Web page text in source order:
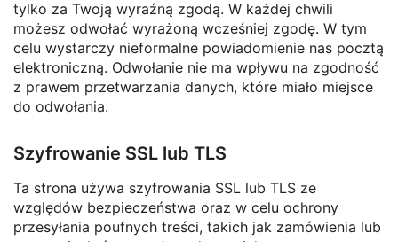
tylko za Twoją wyraźną zgodą. W każdej chwili
możesz odwołać wyrażoną wcześniej zgodę. W tym
celu wystarczy nieformalne powiadomienie nas pocztą
elektroniczną. Odwołanie nie ma wpływu na zgodność
z prawem przetwarzania danych, które miało miejsce
do odwołania.
Szyfrowanie SSL lub TLS
Ta strona używa szyfrowania SSL lub TLS ze
względów bezpieczeństwa oraz w celu ochrony
przesyłania poufnych treści, takich jak zamówienia lub